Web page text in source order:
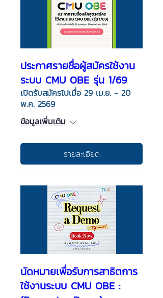
ประกาศรายชื่อผู้สมัครใช้งาน
ระบบ CMU OBE รุ่น 1/69
เปิดรับสมัครไปเมื่อ 29 เม.ย. - 20
พ.ค. 2569
ข้อมูลเพิ่มเติม
รายละเอียด
นัดหมายเพื่อรับการสาธิตการ
ใช้งานระบบ CMU OBE :